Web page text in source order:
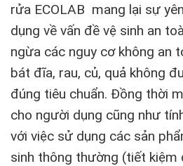
rửa ECOLAB mang lại sự
dụng về vấn đề vệ sinh an
ngừa các nguy cơ không an
bát đĩa, rau, củ, quả không
đúng tiêu chuẩn. Đồng thời
cho người dụng cũng như
với việc sử dụng các sản
sinh thông thường (tiết kiệm